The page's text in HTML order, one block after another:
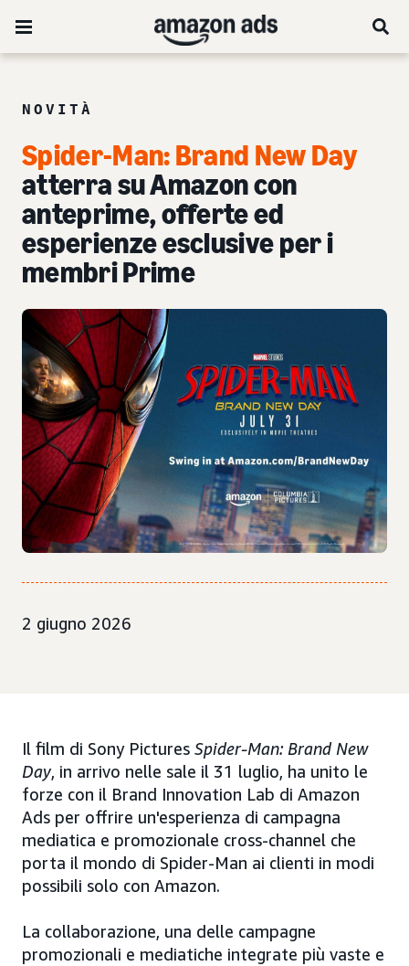
NOVITÀ
Spider-Man: Brand New Day
atterra su Amazon con
anteprime, offerte ed
esperienze esclusive per i
membri Prime
2 giugno 2026
Il film di Sony Pictures Spider-Man: Brand New
Day, in arrivo nelle sale il 31 luglio, ha unito le
forze con il Brand Innovation Lab di Amazon
Ads per offrire un'esperienza di campagna
mediatica e promozionale cross-channel che
porta il mondo di Spider-Man ai clienti in modi
possibili solo con Amazon.
La collaborazione, una delle campagne
promozionali e mediatiche integrate più vaste e